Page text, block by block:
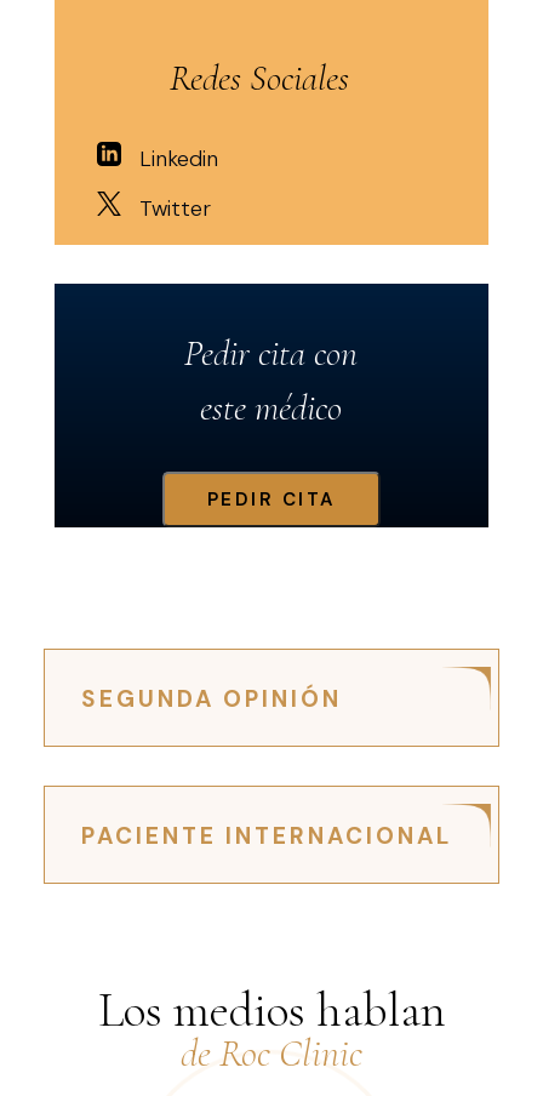
Redes Sociales
Linkedin
Twitter
Pedir cita con
este médico
PEDIR CITA
SEGUNDA OPINIÓN
PACIENTE INTERNACIONAL
Los medios hablan
de Roc Clinic